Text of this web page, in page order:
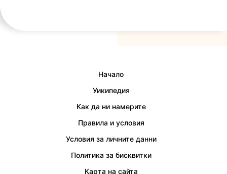
Начало
Уикипедия
Как да ни намерите
Правила и условия
Условия за личните данни
Политика за бисквитки
Карта на сайта